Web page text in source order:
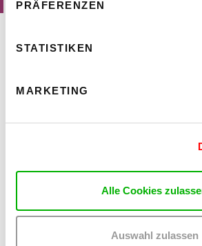
PRÄFERENZEN
STATISTIKEN
MARKETING
Alle Cookies
Auswahl zulassen
Institut Wien und Schweizer